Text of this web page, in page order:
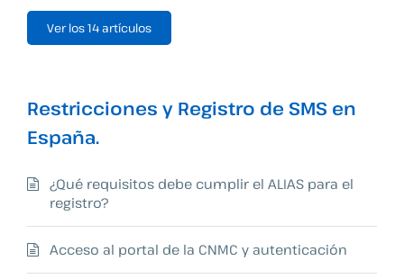
Ver los 14 artículos
Restricciones y Registro de SMS en
España.
¿Qué requisitos debe cumplir el ALIAS para el
registro?
Acceso al portal de la CNMC y autenticación